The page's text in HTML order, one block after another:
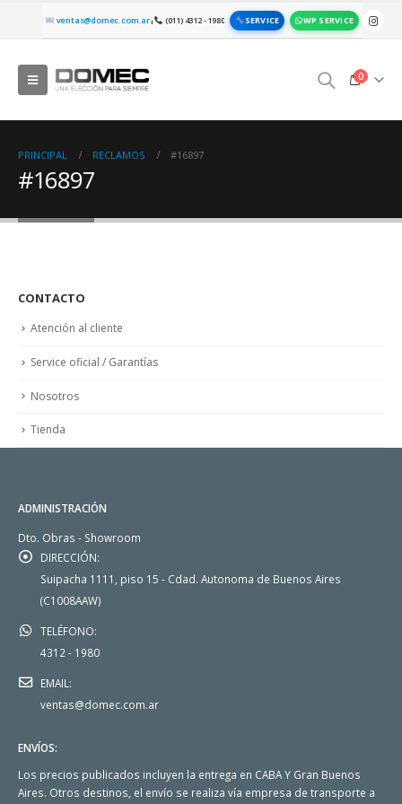
ventas@domec.com.ar| (011) 4312 - 1980 SERVICE WP SERVICE
0
PRINCIPAL RECLAMOS #16897
#16897
CONTACTO
Atención al cliente
Service oficial / Garantías
Nosotros
Tienda
ADMINISTRACIÓN
Dto. Obras - Showroom
DIRECCIÓN:
Suipacha 1111, piso 15 - Cdad. Autonoma de Buenos Aires
(C1008AAW)
TELÉFONO:
4312 - 1980
EMAIL:
ventas@domec.com.ar
ENVÍOS:
Los precios publicados incluyen la entrega en CABA Y Gran Buenos
Aires. Otros destinos, el envío se realiza vía empresa de transporte a